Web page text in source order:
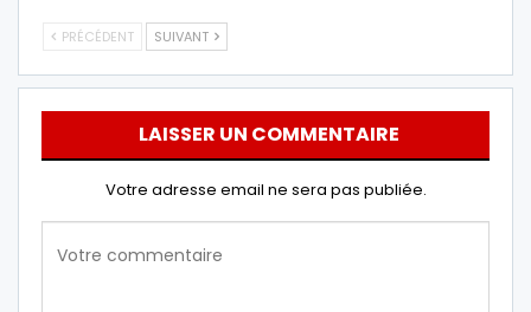
PRÉCÉDENT SUIVANT
LAISSER UN COMMENTAIRE
Votre adresse email ne sera pas publiée.